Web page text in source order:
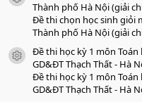
Thành phố Hà Nội (giải
Đề thi chọn học sinh giỏi
Thành phố Hà Nội (giải
icon tài liệu
Đề thi học kỳ 1 môn Toán
GD&ĐT Thạch Thất - Hà
Đề thi học kỳ 1 môn Toán
GD&ĐT Thạch Thất - Hà